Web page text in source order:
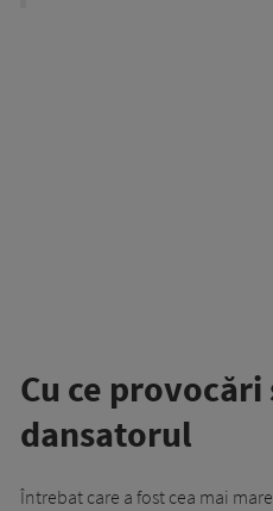
Cu ce
dansatorul
Întrebat care a fost cea mai